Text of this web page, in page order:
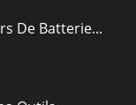
De Batterie...